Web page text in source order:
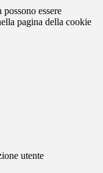
essere
pagina della cookie
utente